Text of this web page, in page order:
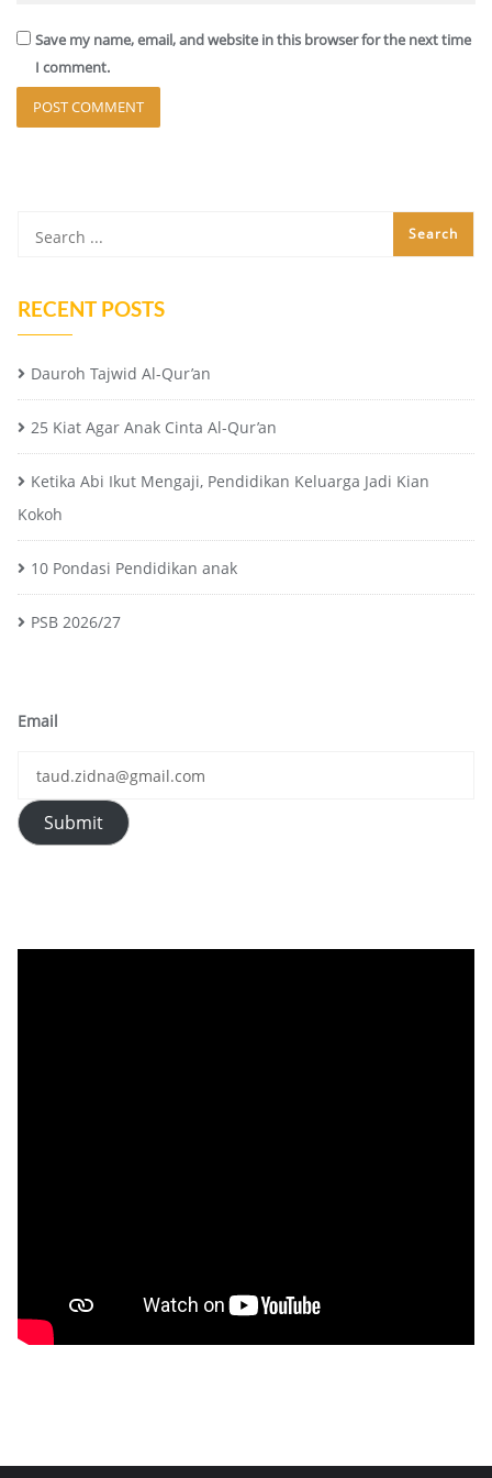
Save my name, email, and website in this browser for the next time
I comment.
RECENT POSTS
Dauroh Tajwid Al-Qur’an
25 Kiat Agar Anak Cinta Al-Qur’an
Ketika Abi Ikut Mengaji, Pendidikan Keluarga Jadi Kian
Kokoh
10 Pondasi Pendidikan anak
PSB 2026/27
Email
Submit